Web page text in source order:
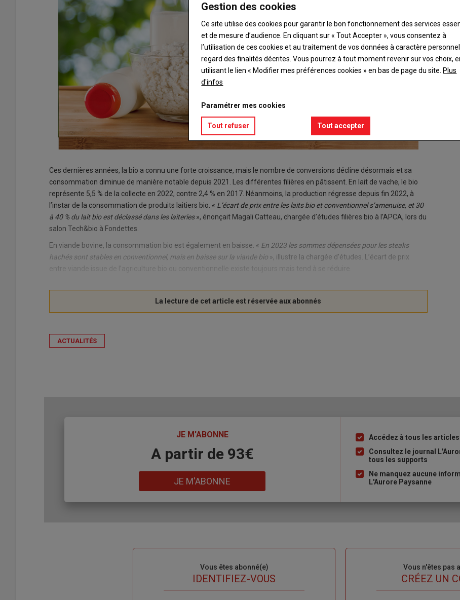
Ces dernières années, la bio a connu une forte croissance, mais le nombre de conversions décline désormais et sa
consommation diminue de manière notable depuis 2021. Les différentes filières en pâtissent. En lait de vache, le bio
représente 5,5 % de la collecte en 2022, contre 2,4 % en 2017. Néanmoins, la production régresse depuis fin 2022, à
l’instar de la consommation de produits laitiers bio. « L’écart de prix entre les laits bio et conventionnel s’amenuise, et 30
à 40 % du lait bio est déclassé dans les laiteries», énonçait Magali Catteau, chargée d’études filières bio à l’APCA, lors du
salon Tech&bio à Fondettes.
En viande bovine, la consommation bio est également en baisse. « En 2023 les sommes dépensées pour les steaks
hachés sont stables en conventionnel, mais en baisse sur la viande bio », illustre la chargée d’études. L’écart de prix
entre viande issue de l’agriculture bio ou conventionnelle existe toujours mais tend à se réduire.
ACTUALITÉS
JE M'ABONNE
A partir de 93€
JE M'ABONNE
Liste
à
puce
Accédez à tous les
Consultez le journal
tous les supports
Ne manquez aucune
L'Aurore Paysanne
Vous êtes abonné(e)
IDENTIFIEZ-VOUS
Vous n'êtes pas
TITRECRÉEZ UN
Gestion des cookies
Ce site utilise des cookies pour garantir le bon fonctionnement des services
et de mesure d’audience. En cliquant sur « Tout Accepter », vous consentez à
l’utilisation de ces cookies et au traitement de vos données à caractère
regard des finalités décrites. Vous pourrez à tout moment revenir sur vos choix,
utilisant le lien « Modifier mes préférences cookies » en bas de page du site.Plus
d'infos
Paramétrer mes cookies
Tout refuser Tout accepter